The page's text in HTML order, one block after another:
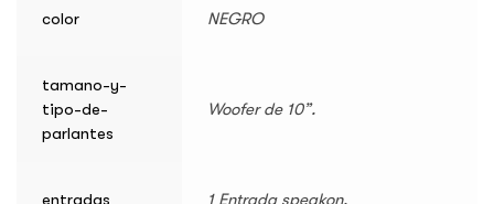
color NEGRO
tamano-y-
tipo-de-
parlantes
Woofer de 10”.
entradas 1 Entrada speakon.